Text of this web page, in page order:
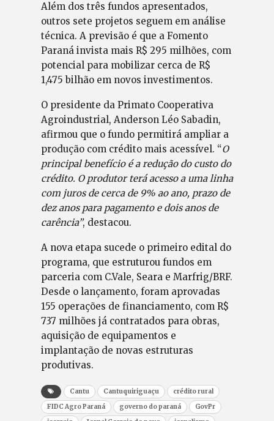
Além dos três fundos apresentados,
outros sete projetos seguem em análise
técnica. A previsão é que a Fomento
Paraná invista mais R$ 295 milhões, com
potencial para mobilizar cerca de R$
1,475 bilhão em novos investimentos.
O presidente da Primato Cooperativa
Agroindustrial, Anderson Léo Sabadin,
afirmou que o fundo permitirá ampliar a
produção com crédito mais acessível. “O
principal benefício é a redução do custo do
crédito. O produtor terá acesso a uma linha
com juros de cerca de 9% ao ano, prazo de
dez anos para pagamento e dois anos de
carência”, destacou.
A nova etapa sucede o primeiro edital do
programa, que estruturou fundos em
parceria com C.Vale, Seara e Marfrig/BRF.
Desde o lançamento, foram aprovadas
155 operações de financiamento, com R$
737 milhões já contratados para obras,
aquisição de equipamentos e
implantação de novas estruturas
produtivas.
Cantu Cantuquiriguaçu
crédito rural
FIDC Agro Paraná
governo do paraná
GovPr